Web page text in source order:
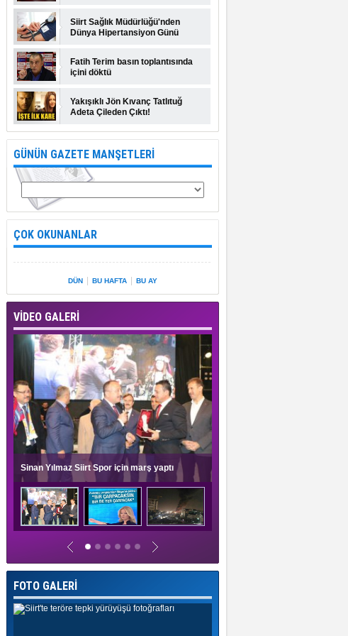
Siirt Sağlık Müdürlüğü'nden
Dünya Hipertansiyon Günü
Fatih Terim basın toplantısında
içini döktü
Yakışıklı Jön Kıvanç Tatlıtuğ
Adeta Çileden Çıktı!
GÜNÜN GAZETE MANŞETLERİ
ÇOK OKUNANLAR
DÜN BU HAFTA BU AY
VİDEO GALERİ
Sinan Yılmaz Siirt Spor için marş yaptı
FOTO GALERİ